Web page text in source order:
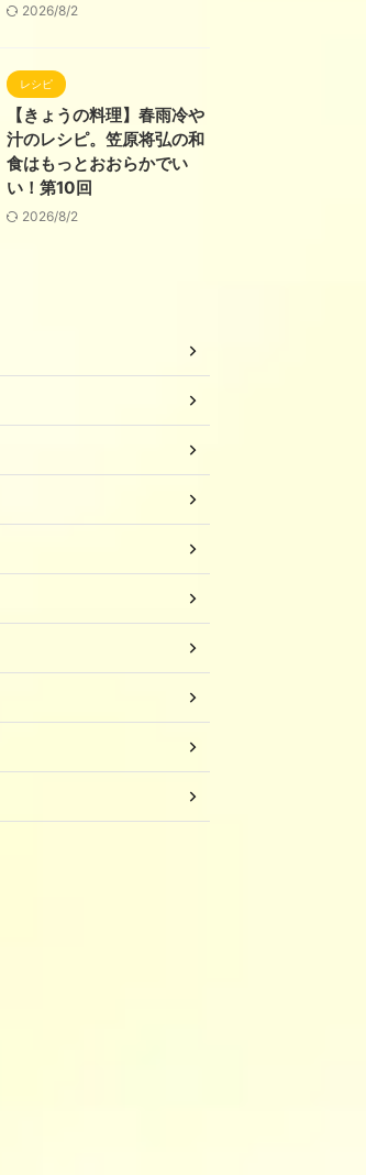
2026/8/2
レシピ
【きょうの料理】春雨冷や
汁のレシピ。笠原将弘の和
食はもっとおおらかでい
い！第10回
2026/8/2